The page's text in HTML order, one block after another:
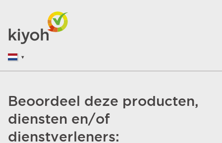
Beoordeel deze producten,
diensten en/of
dienstverleners: